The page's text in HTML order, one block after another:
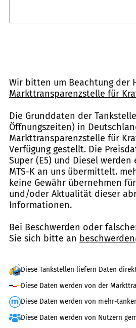
Wir bitten um Beachtung der
Markttransparenzstelle für
Die Grunddaten der
Öffnungszeiten) in
Markttransparenzstelle für
Verfügung gestellt. Die
Super (E5) und Diesel
MTS-K an uns übermittelt.
keine Gewähr übernehmen
und/oder Aktualität dieser
Informationen.
Bei Beschwerden oder
Sie sich bitte an
Diese Tankstellen liefern Daten
Diese Daten werden von der
Diese Daten werden von mehr-
Diese Daten werden von Nutzern